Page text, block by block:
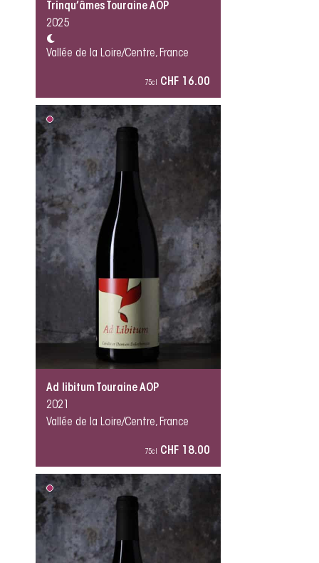
Trinqu’âmes Touraine AOP
2025
Vallée de la Loire/Centre, France
75cl CHF 16.00
Ad libitum Touraine AOP
2021
Vallée de la Loire/Centre, France
75cl CHF 18.00